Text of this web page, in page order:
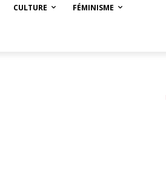
CULTURE FÉMINISME